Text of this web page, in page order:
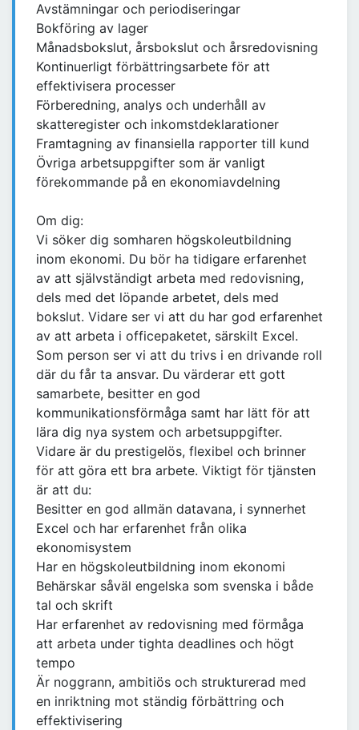
Avstämningar och periodiseringar
Bokföring av lager
Månadsbokslut, årsbokslut och årsredovisning
Kontinuerligt förbättringsarbete för att
effektivisera processer
Förberedning, analys och underhåll av
skatteregister och inkomstdeklarationer
Framtagning av finansiella rapporter till kund
Övriga arbetsuppgifter som är vanligt
förekommande på en ekonomiavdelning
Om dig:
Vi söker dig somharen högskoleutbildning
inom ekonomi. Du bör ha tidigare erfarenhet
av att självständigt arbeta med redovisning,
dels med det löpande arbetet, dels med
bokslut. Vidare ser vi att du har god erfarenhet
av att arbeta i officepaketet, särskilt Excel.
Som person ser vi att du trivs i en drivande roll
där du får ta ansvar. Du värderar ett gott
samarbete, besitter en god
kommunikationsförmåga samt har lätt för att
lära dig nya system och arbetsuppgifter.
Vidare är du prestigelös, flexibel och brinner
för att göra ett bra arbete. Viktigt för tjänsten
är att du:
Besitter en god allmän datavana, i synnerhet
Excel och har erfarenhet från olika
ekonomisystem
Har en högskoleutbildning inom ekonomi
Behärskar såväl engelska som svenska i både
tal och skrift
Har erfarenhet av redovisning med förmåga
att arbeta under tighta deadlines och högt
tempo
Är noggrann, ambitiös och strukturerad med
en inriktning mot ständig förbättring och
effektivisering